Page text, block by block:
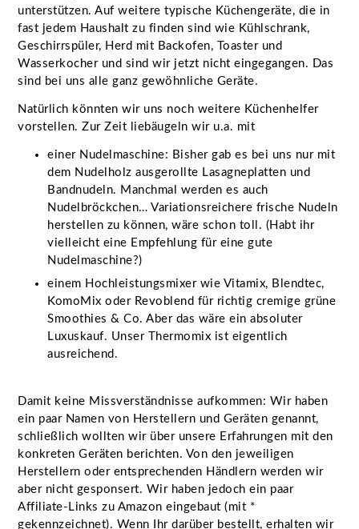
unterstützen. Auf weitere typische Küchengeräte, die in
fast jedem Haushalt zu finden sind wie Kühlschrank,
Geschirrspüler, Herd mit Backofen, Toaster und
Wasserkocher und sind wir jetzt nicht eingegangen. Das
sind bei uns alle ganz gewöhnliche Geräte.
Natürlich könnten wir uns noch weitere Küchenhelfer
vorstellen. Zur Zeit liebäugeln wir u.a. mit
einer Nudelmaschine: Bisher gab es bei uns nur mit
dem Nudelholz ausgerollte Lasagneplatten und
Bandnudeln. Manchmal werden es auch
Nudelbröckchen… Variationsreichere frische Nudeln
herstellen zu können, wäre schon toll. (Habt ihr
vielleicht eine Empfehlung für eine gute
Nudelmaschine?)
einem Hochleistungsmixer wie Vitamix, Blendtec,
KomoMix oder Revoblend für richtig cremige grüne
Smoothies & Co. Aber das wäre ein absoluter
Luxuskauf. Unser Thermomix ist eigentlich
ausreichend.
Damit keine Missverständnisse aufkommen: Wir haben
ein paar Namen von Herstellern und Geräten genannt,
schließlich wollten wir über unsere Erfahrungen mit den
konkreten Geräten berichten. Von den jeweiligen
Herstellern oder entsprechenden Händlern werden wir
aber nicht gesponsert. Wir haben jedoch ein paar
Affiliate-Links zu Amazon eingebaut (mit *
gekennzeichnet). Wenn Ihr darüber bestellt, erhalten wir